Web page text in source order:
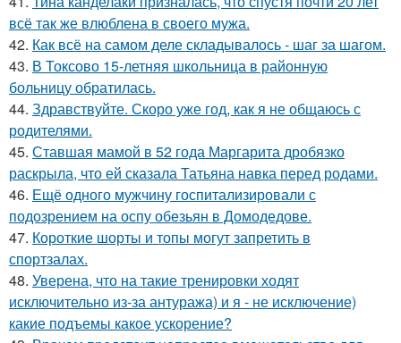
всё так же влюблена в своего мужа.
42. Как всё на самом деле складывалось - шаг за шагом.
43. В Токсово 15-летняя школьница в районную
больницу обратилась.
44. Здравствуйте. Скоро уже год, как я не общаюсь с
родителями.
45. Ставшая мамой в 52 года Маргарита дробязко
раскрыла, что ей сказала Татьяна навка перед родами.
46. Ещё одного мужчину госпитализировали с
подозрением на оспу обезьян в Домодедове.
47. Короткие шорты и топы могут запретить в
спортзалах.
48. Уверена, что на такие тренировки ходят
исключительно из-за антуража) и я - не исключение)
какие подъемы какое ускорение?